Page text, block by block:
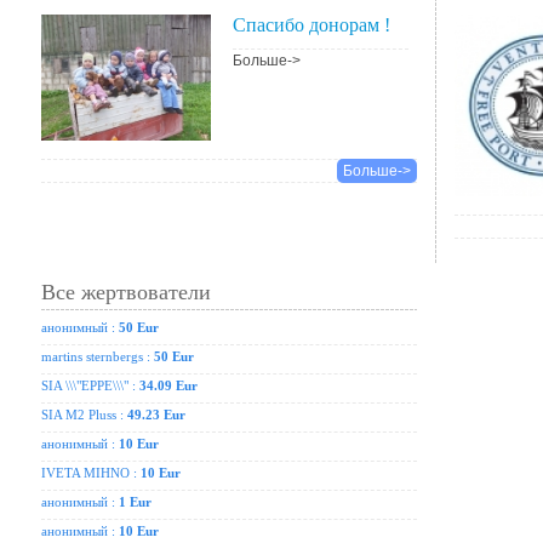
Спасибо донорам !
Больше->
Больше->
Все жертвователи
анонимный : 50 Eur
martins sternbergs : 50 Eur
SIA \\\"EPPE\\\" : 34.09 Eur
SIA M2 Pluss : 49.23 Eur
анонимный : 10 Eur
IVETA MIHNO : 10 Eur
анонимный : 1 Eur
анонимный : 10 Eur